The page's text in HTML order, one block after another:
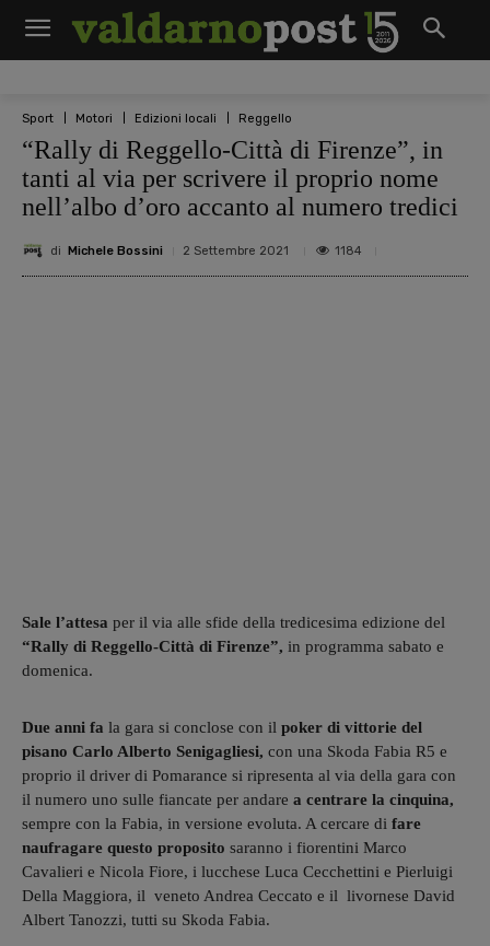
Sport Motori Edizioni locali Reggello
“Rally di Reggello-Città di Firenze”, in
tanti al via per scrivere il proprio nome
nell’albo d’oro accanto al numero tredici
di Michele Bossini 2 Settembre 2021 1184
Sale l’attesa per il via alle sfide della tredicesima edizione del
“Rally di Reggello-Città di Firenze”, in programma sabato e
domenica.
Due anni fa la gara si conclose con il poker di vittorie del
pisano Carlo Alberto Senigagliesi, con una Skoda Fabia R5 e
proprio il driver di Pomarance si ripresenta al via della gara con
il numero uno sulle fiancate per andare a centrare la cinquina,
sempre con la Fabia, in versione evoluta. A cercare di fare
naufragare questo proposito saranno i fiorentini Marco
Cavalieri e Nicola Fiore, i lucchese Luca Cecchettini e Pierluigi
Della Maggiora, il veneto Andrea Ceccato e il livornese David
Albert Tanozzi, tutti su Skoda Fabia.